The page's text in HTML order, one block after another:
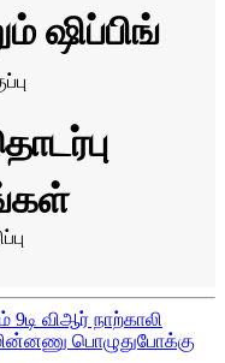
ஷிப்பிங்
விஆர் நாற்காலி
பொழுதுபோக்கு